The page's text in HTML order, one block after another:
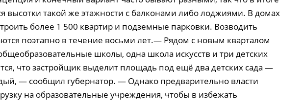
высотки такой же этажности с балконами либо лоджиями. В домах
более 1 500 квартир и подземные парковки. Возводить
поэтапно в течение восьми лет.— Рядом с новым кварталом
школы, одна школа искусств и три детских
что застройщик выделит площадь под ещё два детских сада —
— сообщил губернатор. — Однако предварительно власти
на образовательные учреждения, чтобы в избежать